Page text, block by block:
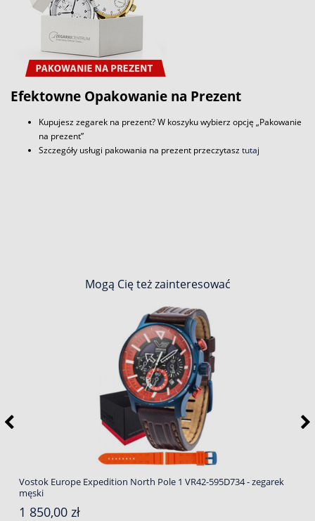
Efektowne Opakowanie na Prezent
Kupujesz zegarek na prezent? W koszyku wybierz opcję „Pakowanie
na prezent”
Szczegóły usługi pakowania na prezent przeczytasztutaj
Mogą Cię też zainteresować
Vostok Europe Expedition North Pole 1 VR42-595D734 - zegarek
męski
1 850,00 zł